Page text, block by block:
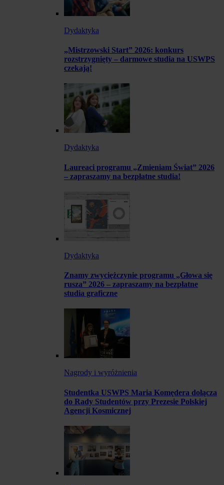
Dydaktyka
„Mistrzowski Start” 2026: konkurs
rozstrzygnięty – darmowe studia na USWPS
czekają!
Dydaktyka
Laureaci programu „Zmieniam Świat” 2026
– zapraszamy na bezpłatne studia!
Dydaktyka
Znamy zwyciężczynie programu „Głowa się
rusza” 2026 – zapraszamy na bezpłatne
studia graficzne
Nagrody i wyróżnienia
Studentka USWPS Maria Komędera dołącza
do Rady Studentów przy Prezesie Polskiej
Agencji Kosmicznej